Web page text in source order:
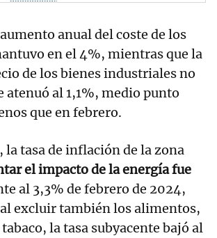
anual del coste de los
en el 4%, mientras que la
de los bienes industriales no
atenuó al 1,1%, medio punto
que en febrero.
la tasa de inflación de la zona
el impacto de la energía fue
al 3,3% de febrero de 2024,
excluir también los alimentos,
la tasa subyacente bajó al